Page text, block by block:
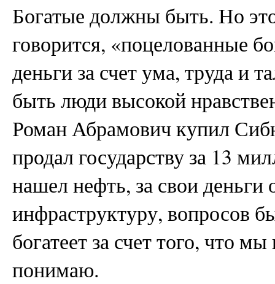
Богатые должны быть. Но
говорится, «поцелованные
деньги за счет ума, труда и
быть люди высокой
Роман Абрамович купил
продал государству за 13
нашел нефть, за свои деньги
инфраструктуру, вопросов
богатеет за счет того, что
понимаю.